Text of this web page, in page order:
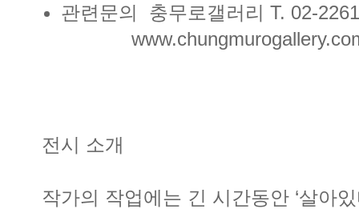
관련문의 충무로갤러리 T. 02-
전시 소개
작가의 작업에는 긴 시간동안 ‘살아